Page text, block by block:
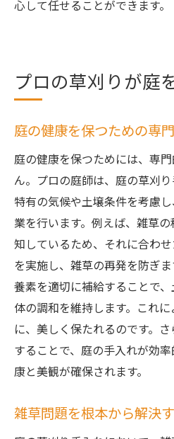
心して任せることができます。
プロの草刈りが庭
庭の健康を保つための専
庭の健康を保つためには、専
ん。プロの庭師は、庭の草刈
特有の気候や土壌条件を考慮
業を行います。例えば、雑草
知しているため、それに合わ
を実施し、雑草の再発を防ぎ
養素を適切に補給することで
体の調和を維持します。これ
に、美しく保たれるのです。
することで、庭の手入れが効
康と美観が確保されます。
雑草問題を根本から解決